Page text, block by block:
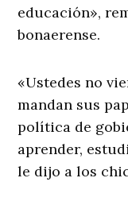
educación»,
bonaerense.
«Ustedes no
mandan sus
política de
aprender,
le dijo a los